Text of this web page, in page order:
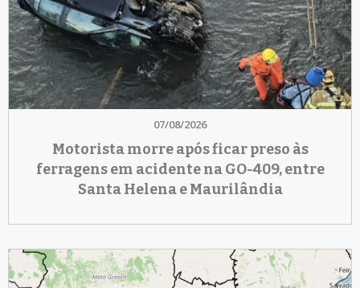
07/08/2026
Motorista morre após ficar preso às
ferragens em acidente na GO-409, entre
Santa Helena e Maurilândia